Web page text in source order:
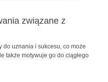
związane z
do uznania i sukcesu, co może
także motywuje go do ciągłego